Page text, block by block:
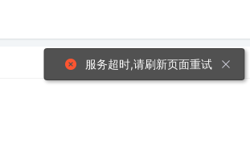
服务超时,请刷新页面重试